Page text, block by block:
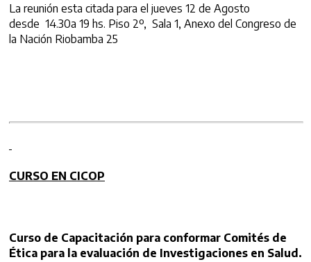
La reunión esta citada para el jueves 12 de Agosto
desde 14.30a 19 hs. Piso 2º, Sala 1, Anexo del Congreso de
la Nación Riobamba 25
CURSO EN CICOP
Curso de Capacitación para conformar Comités de
Ética para la evaluación de Investigaciones en Salud.